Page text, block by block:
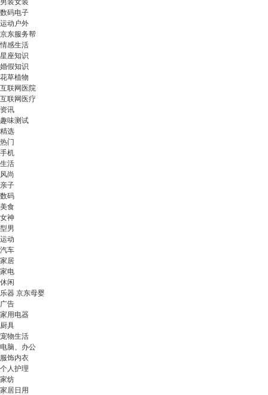
男装女装
数码电子
运动户外
京东服务帮
情感生活
星座知识
婚假知识
花草植物
互联网医院
互联网医疗
资讯
趣味测试
精选
热门
手机
生活
风尚
亲子
数码
美食
女神
型男
运动
汽车
家居
家电
休闲
乐器 京东母婴
广告
家用电器
厨具
宠物生活
电脑、办公
服饰内衣
个人护理
家纺
家居日用